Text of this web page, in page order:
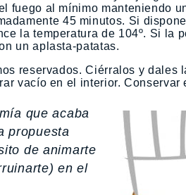
fuego al mínimo manteniendo
45 minutos. Si
la temperatura de 104º. Si la
un aplasta-patatas.
reservados. Ciérralos y dales
vacío en el interior. Conservar
que acaba
propuesta
de animarte
en el